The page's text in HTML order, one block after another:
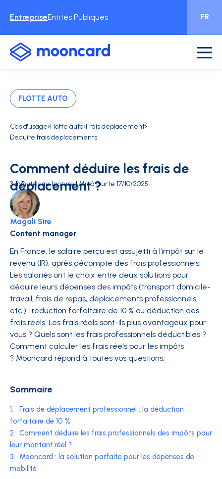
EntrepriseEntités Publiques FR
FLOTTE AUTO
Cas d'usage›Flotte auto›Frais deplacement›
Deduire frais deplacements
Comment déduire les frais de
déplacement ?
3 minutes de lecture | Mis à jour le 17/10/2025
Magali Sire
Content manager
En France, le salaire perçu est assujetti à l’impôt sur le
revenu (IR), après décompte des frais professionnels.
Les salariés ont le choix entre deux solutions pour
déduire leurs dépenses des impôts (transport domicile-
travail, frais de repas, déplacements professionnels,
etc.) : réduction forfaitaire de 10 % ou déduction des
frais réels. Les frais réels sont-ils plus avantageux pour
vous ? Quels sont les frais professionnels déductibles ?
Comment calculer les frais réels pour les impôts
? Mooncard répond à toutes vos questions.
Sommaire
1.
Frais de déplacement professionnel : la déduction
forfaitaire de 10 %
2. Comment déduire les frais professionnels des impôts pour
leur montant réel ?
3. Mooncard : la solution parfaite pour les dépenses de
mobilité